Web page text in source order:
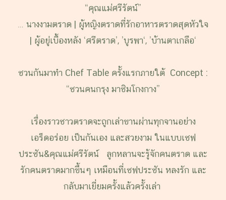
“คุณแม่ศรีรัตน์”
… นางงามตราด | ผู้หญิงตราดที่รักอาหารตราดสุดหัวใจ
| ผู้อยู่เบื้องหลัง ‘ศรีตราด’, ’บูรพา‘, ’บ้านตาเกลือ‘
ชวนกันมาทำ Chef Table ครั้งแรกภายใต้ Concept :
“ชวนคนกรุง มาชิมโกงกาง”
เรื่องราวชาวตราดจะถูกเล่าขานผ่านทุกจานอย่าง
เอร็ดอร่อย เป็นกันเอง และสวยงาม ในแบบเชฟ
ประชัน&คุณแม่ศรีรัตน์ ลูกหลานจะรู้จักคนตราด และ
รักคนตราดมากขึ้นๆ เหมือนที่เชฟประชัน หลงรัก และ
กลับมาเยี่ยมครั้งแล้วครั้งเล่า